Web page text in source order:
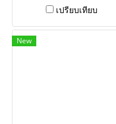
อาชีพ จัดส่งตรงถึงศาลาวัด
เปรียบเทียบ
New